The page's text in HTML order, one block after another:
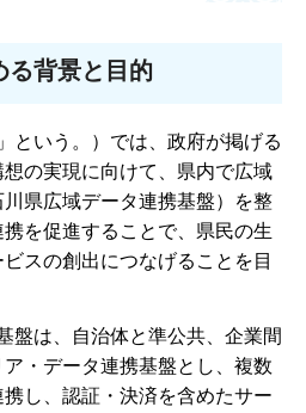
る背景と目的
という。）では、政府が掲げる
の実現に向けて、県内で広域
県広域データ連携基盤）を整
を促進することで、県民の生
スの創出につなげることを目
盤は、自治体と準公共、企業間
・データ連携基盤とし、複数
し、認証・決済を含めたサー